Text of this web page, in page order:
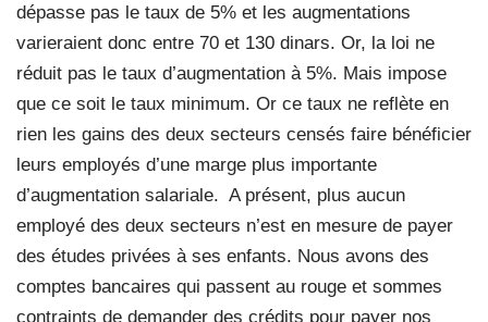
dépasse pas le taux de 5% et les augmentations
varieraient donc entre 70 et 130 dinars. Or, la loi ne
réduit pas le taux d’augmentation à 5%. Mais impose
que ce soit le taux minimum. Or ce taux ne reflète en
rien les gains des deux secteurs censés faire bénéficier
leurs employés d’une marge plus importante
d’augmentation salariale. A présent, plus aucun
employé des deux secteurs n’est en mesure de payer
des études privées à ses enfants. Nous avons des
comptes bancaires qui passent au rouge et sommes
contraints de demander des crédits pour payer nos